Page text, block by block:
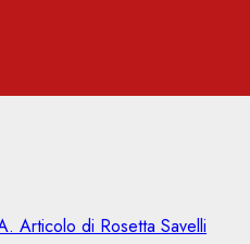
Articolo di Rosetta Savelli